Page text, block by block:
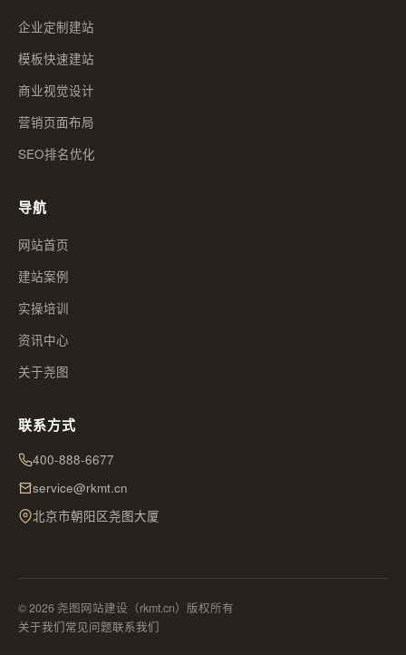
企业定制建站
模板快速建站
商业视觉设计
营销页面布局
SEO排名优化
导航
网站首页
建站案例
实操培训
资讯中心
关于尧图
联系方式
400-888-6677
service@rkmt.cn
北京市朝阳区尧图大厦
© 2026 尧图网站建设（rkmt.cn）版权所有
关于我们常见问题联系我们